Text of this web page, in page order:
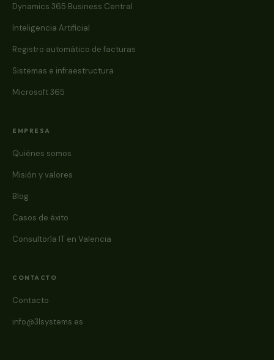
Dynamics 365 Business Central
Inteligencia Artificial
Registro automático de facturas
Sistemas e infraestructura
Microsoft 365
EMPRESA
Quiénes somos
Misión y valores
Blog
Casos de éxito
Consultoría IT en Valencia
CONTACTO
Contacto
info@3lsystems.es